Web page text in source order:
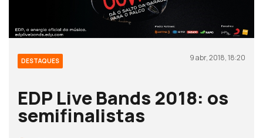
DESTAQUES 9 abr, 2018, 18:20
EDP Live Bands 2018: os
semifinalistas